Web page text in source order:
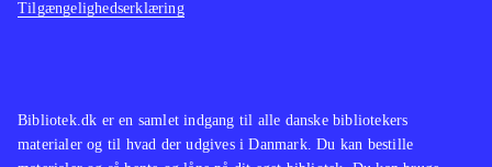
foreligger på dansk, og jeg er sikker
Bibliotek.dk er en samlet indgang til alle danske bibliotekers
materialer og til hvad der udgives i Danmark. Du kan bestille
Tilgængelighedserklæring